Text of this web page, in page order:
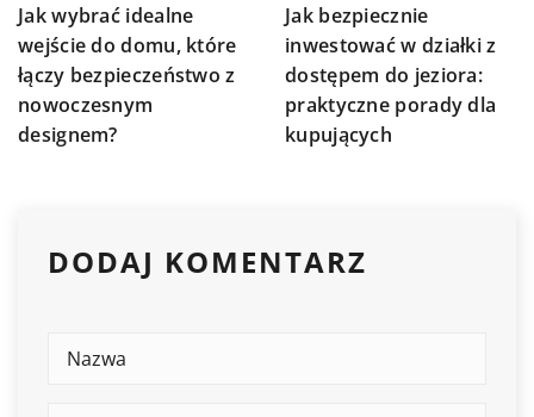
Jak wybrać idealne
wejście do domu, które
łączy bezpieczeństwo z
nowoczesnym
designem?
Jak bezpiecznie
inwestować w działki z
dostępem do jeziora:
praktyczne porady dla
kupujących
DODAJ KOMENTARZ